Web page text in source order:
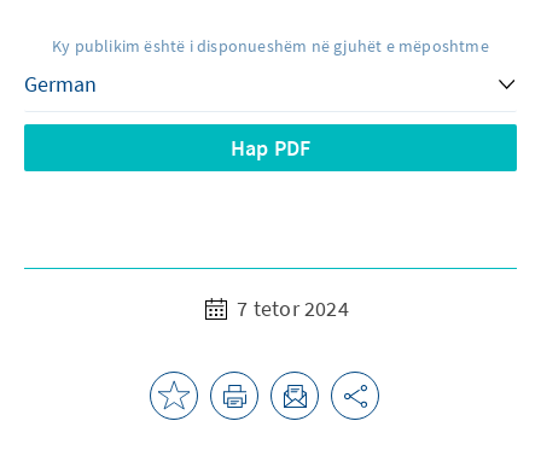
Ky publikim është i disponueshëm në gjuhët e mëposhtme
Hap PDF
7 tetor 2024